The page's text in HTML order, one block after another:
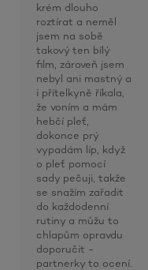
krém dlouho
roztírat a neměl
jsem na sobě
takový ten bílý
film, zároveň jsem
nebyl ani mastný a
i přítelkyně říkala,
že voním a mám
hebčí pleť,
dokonce prý
vypadám líp, když
o pleť pomocí
sady pečuji, takže
se snažím zařadit
do každodenní
rutiny a můžu to
chlapům opravdu
doporučit -
partnerky to ocení.